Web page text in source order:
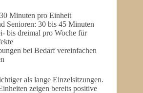
Minuten pro Einheit
Senioren: 30 bis 45 Minuten
bis dreimal pro Woche für
bei Bedarf vereinfachen
als lange Einzelsitzungen.
zeigen bereits positive